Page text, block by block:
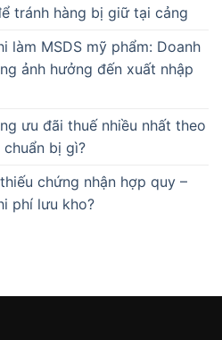
tránh hàng bị giữ tại cảng
làm MSDS mỹ phẩm: Doanh
ảnh hưởng đến xuất nhập
ưu đãi thuế nhiều nhất theo
chuẩn bị gì?
chứng nhận hợp quy –
phí lưu kho?